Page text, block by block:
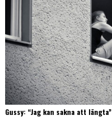
Gussy: “Jag kan sakna att längta”